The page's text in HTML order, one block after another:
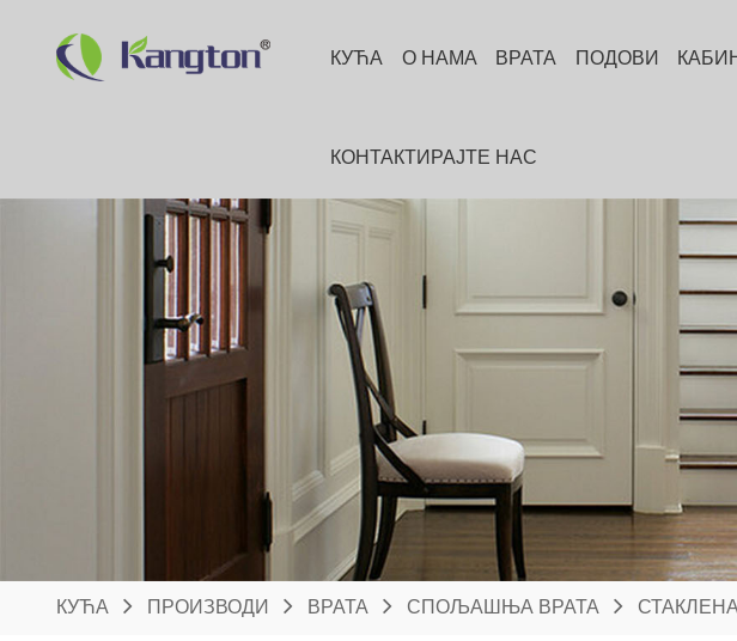
КУЋА О НАМА ВРАТА ПОДОВИ
КОНТАКТИРАЈТЕ НАС
КУЋА ПРОИЗВОДИ ВРАТА СПОЉАШЊА ВРАТА